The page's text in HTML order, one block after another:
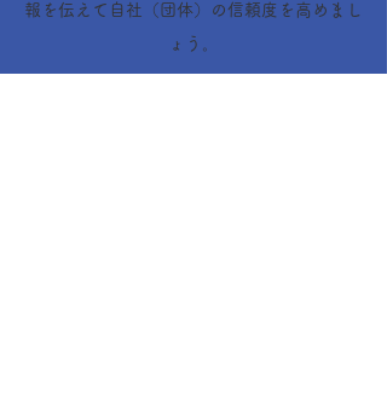
報を伝えて自社（団体）の信頼度を高めまし
ょう。